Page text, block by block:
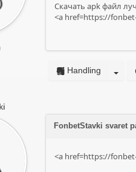
Скачать apk файл
<a href=https://
Handling
FonbetStavki svaret
<a href=https://